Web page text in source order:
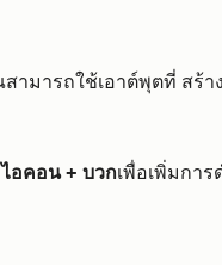
ามารถใช้เอาต์พุตที่ สร้า
ไอคอน + บวกเพื่อเพิ่มการ